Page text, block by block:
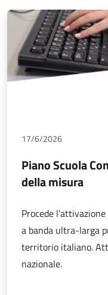
17/6/2026
Piano Scuola
della misura
Procede
a banda ultra-larga
territorio italiano.
nazionale.